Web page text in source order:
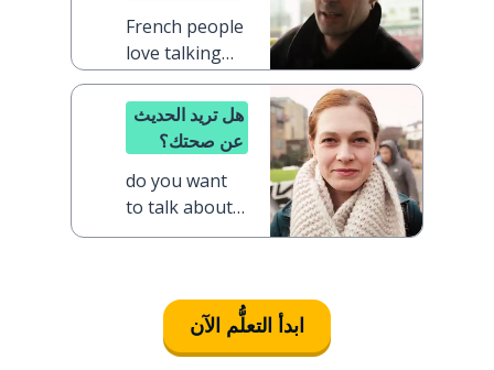
French people
love talking
about food
هل تريد الحديث
عن صحتك؟
do you want
to talk about
your health?
ابدأ التعلُّم الآن